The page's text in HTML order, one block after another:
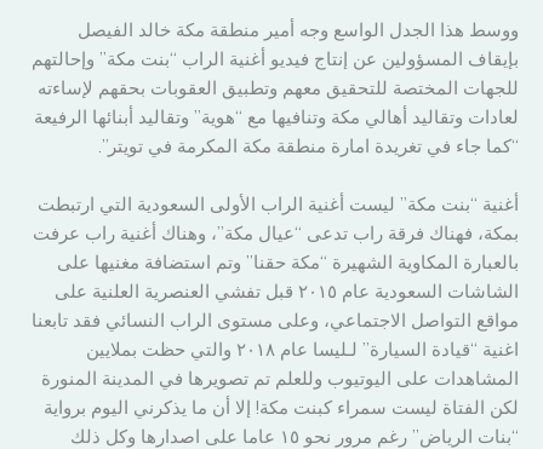
ووسط هذا الجدل الواسع وجه أمير منطقة مكة خالد الفيصل
بإيقاف المسؤولين عن إنتاج فيديو أغنية الراب “بنت مكة” وإحالتهم
للجهات المختصة للتحقيق معهم وتطبيق العقوبات بحقهم لإساءته
لعادات وتقاليد أهالي مكة وتنافيها مع “هوية” وتقاليد أبنائها الرفيعة
“كما جاء في تغريدة امارة منطقة مكة المكرمة في تويتر”.
أغنية “بنت مكة” ليست أغنية الراب الأولى السعودية التي ارتبطت
بمكة، فهناك فرقة راب تدعى “عيال مكة”، وهناك أغنية راب عرفت
بالعبارة المكاوية الشهيرة “مكة حقنا” وتم استضافة مغنيها على
الشاشات السعودية عام ٢٠١٥ قبل تفشي العنصرية العلنية على
مواقع التواصل الاجتماعي، وعلى مستوى الراب النسائي فقد تابعنا
اغنية “قيادة السيارة” لـليسا عام ٢٠١٨ والتي حظت بملايين
المشاهدات على اليوتيوب وللعلم تم تصويرها في المدينة المنورة
لكن الفتاة ليست سمراء كبنت مكة! إلا أن ما يذكرني اليوم برواية
“بنات الرياض” رغم مرور نحو ١٥ عاما على اصدارها وكل ذلك